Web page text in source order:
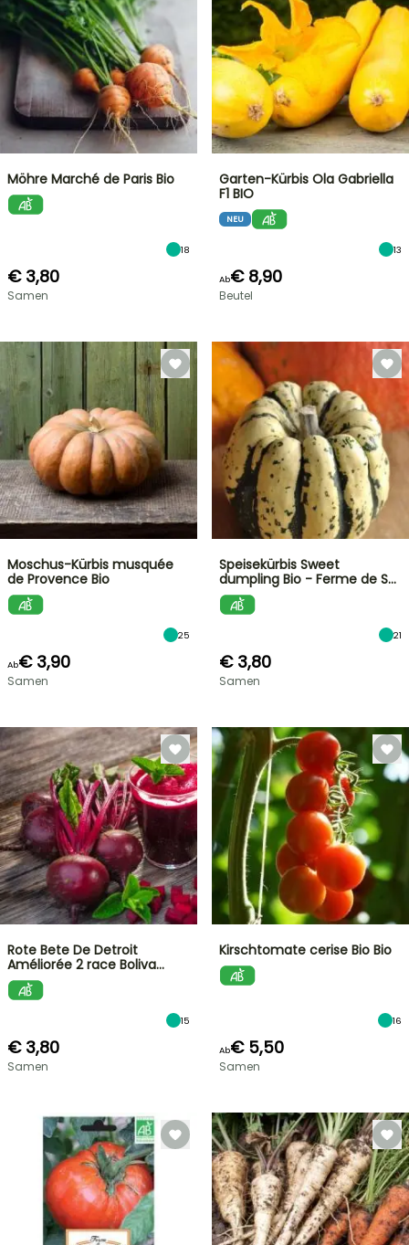
Möhre Marché de Paris Bio
18
€ 3,80
Samen
Garten-Kürbis Ola Gabriella
F1 BIO
NEU
13
Ab€ 8,90
Beutel
Moschus-Kürbis musquée
de Provence Bio
25
Ab€ 3,90
Samen
Speisekürbis Sweet
dumpling Bio - Ferme de S…
21
€ 3,80
Samen
Rote Bete De Detroit
Améliorée 2 race Boliva…
15
€ 3,80
Samen
Kirschtomate cerise Bio Bio
16
Ab€ 5,50
Samen